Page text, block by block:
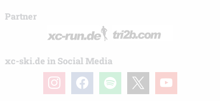
Partner
xc-ski.de in Social Media
instagramfacebook spotify youtube